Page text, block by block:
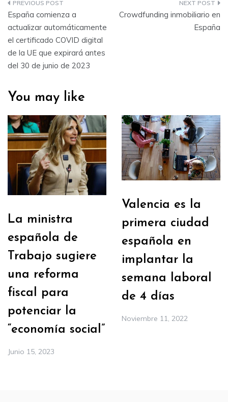
Navegación
de
entradas
España comienza a
actualizar automáticamente
el certificado COVID digital
de la UE que expirará antes
del 30 de junio de 2023
Crowdfunding inmobiliario en
España
You may like
La ministra
española de
Trabajo sugiere
una reforma
fiscal para
potenciar la
“economía social”
Junio 15, 2023
Valencia es la
primera ciudad
española en
implantar la
semana laboral
de 4 días
Noviembre 11, 2022